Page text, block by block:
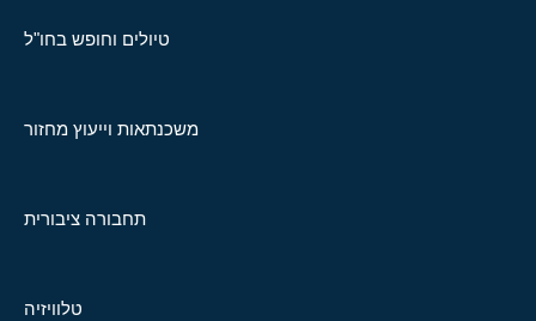
טיולים וחופש בחו"ל
משכנתאות וייעוץ מחזור
תחבורה ציבורית
טלוויזיה